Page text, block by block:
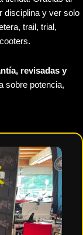
disciplina y ver solo
trail, trial,
revisadas y
sobre potencia,